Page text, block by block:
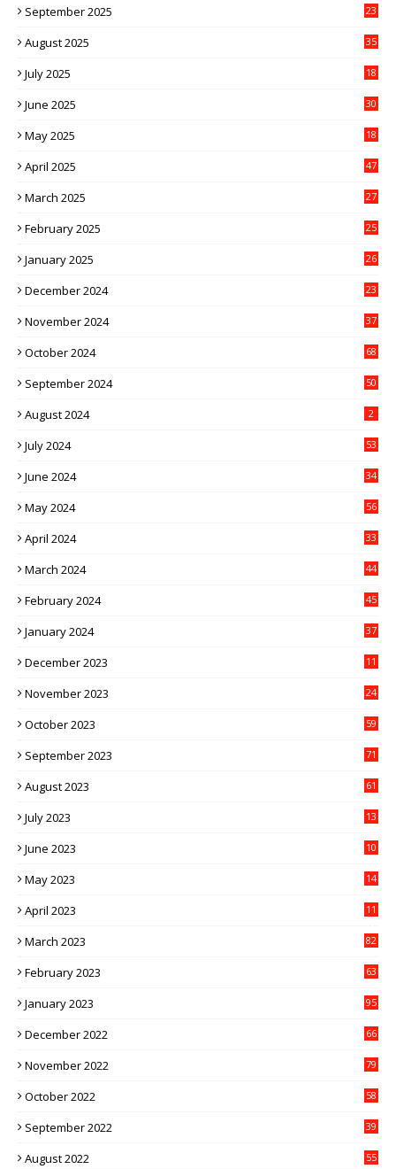
September 2025 23
August 2025 35
July 2025 18
June 2025 30
May 2025 18
April 2025 47
March 2025 27
February 2025 25
January 2025 26
December 2024 23
November 2024 37
October 2024 68
September 2024 50
August 2024 2
July 2024 53
June 2024 34
May 2024 56
April 2024 33
March 2024 44
February 2024 45
January 2024 37
December 2023 11
November 2023 24
October 2023 59
September 2023 71
August 2023 61
July 2023
13
June 2023
10
May 2023
14
April 2023
11
March 2023 82
February 2023 63
January 2023 95
December 2022 66
November 2022 79
October 2022 58
September 2022 39
August 2022 55